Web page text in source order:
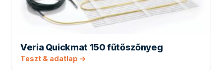
Veria Quickmat 150 fűtőszőnyeg
Teszt & adatlap →